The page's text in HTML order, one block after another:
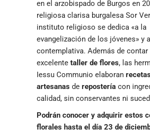
en el arzobispado de Burgos en
religiosa clarisa burgalesa Sor
instituto religioso se dedica «a la
evangelización de los jóvenes» y
contemplativa. Además de contar
excelente taller de flores, las
Iessu Communio elaboran recetas
artesanas de repostería con
calidad, sin conservantes ni
Podrán conocer y adquirir estos
florales hasta el día 23 de